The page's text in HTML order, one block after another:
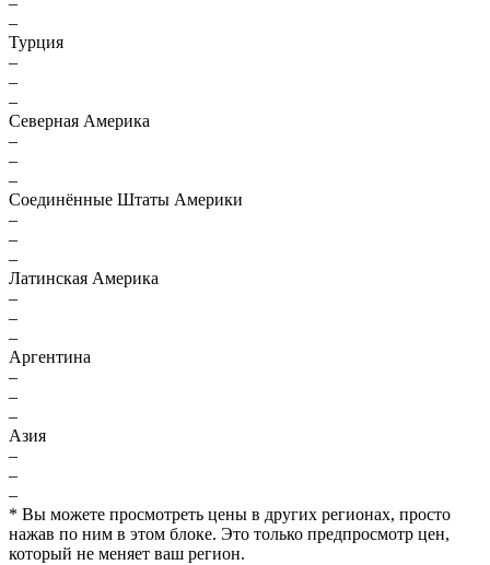
–
Турция
–
–
–
Северная Америка
–
–
–
Соединённые Штаты Америки
–
–
–
Латинская Америка
–
–
–
Аргентина
–
–
–
Азия
–
–
–
* Вы можете просмотреть цены в других регионах, просто
нажав по ним в этом блоке. Это только предпросмотр цен,
который не меняет ваш регион.